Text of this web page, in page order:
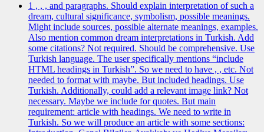
1 , , , and paragraphs. Should explain interpretation of such a
dream, cultural significance, symbolism, possible meanings.
Might include sources, possible alternate meanings, examples.
Also mention common dream interpretations in Turkish. Add
some citations? Not required. Should be comprehensive. Use
Turkish language. The user specifically mentions “include
HTML headings in Turkish”. So we need to have , , etc. Not
needed to format with maybe. But included headings. Use
Turkish. Additionally, could add a relevant image link? Not
necessary. Maybe we include for quotes. But main
requirement: article with headings. We need to write in
Turkish. So we will produce an article with some sections: